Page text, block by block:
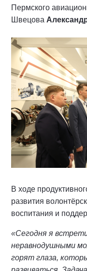
Пермского
Швецова
В ходе
развития
воспитания и
«Сегодня я
неравнодушными
горят глаза,